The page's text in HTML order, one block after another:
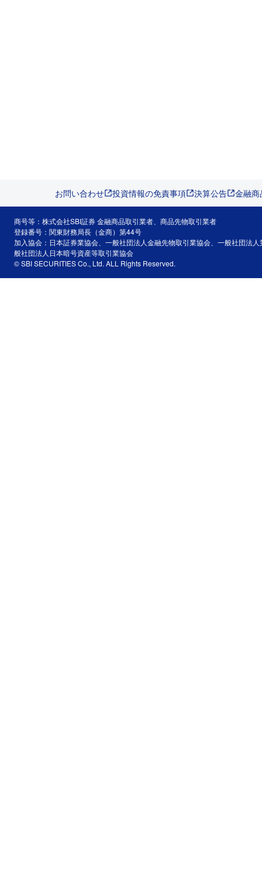
お問い合わせ 投資情報の免責事項 決算公告 金融
商号等：株式会社SBI証券 金融商品取引業者、商品先物取引業者
登録番号：関東財務局長（金商）第44号
加入協会：日本証券業協会、一般社団法人金融先物取引業協会、一般社団法
般社団法人日本暗号資産等取引業協会
© SBI SECURITIES Co., Ltd. ALL Rights Reserved.